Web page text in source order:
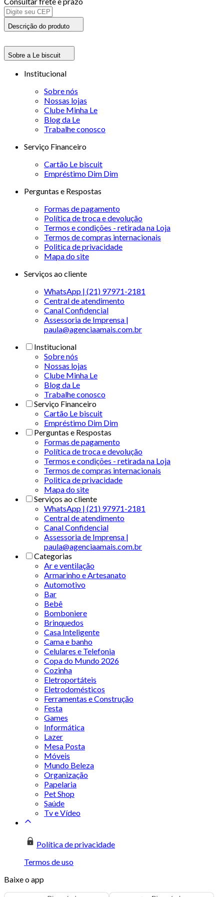
Descrição do produto
Sobre a Le biscuit
Institucional
Sobre nós
Nossas lojas
Clube Minha Le
Blog da Le
Trabalhe conosco
Serviço Financeiro
Cartão Le biscuit
Empréstimo Dim Dim
Perguntas e Respostas
Formas de pagamento
Política de troca e devolução
Termos e condições - retirada na Loja
Termos de compras internacionais
Politica de privacidade
Mapa do site
Serviços ao cliente
WhatsApp | (21) 97971-2181
Central de atendimento
Canal Confidencial
Assessoria de Imprensa |
paula@agenciaamais.com.br
Institucional
Sobre nós
Nossas lojas
Clube Minha Le
Blog da Le
Trabalhe conosco
Serviço Financeiro
Cartão Le biscuit
Empréstimo Dim Dim
Perguntas e Respostas
Formas de pagamento
Política de troca e devolução
Termos e condições - retirada na Loja
Termos de compras internacionais
Politica de privacidade
Mapa do site
Serviços ao cliente
WhatsApp | (21) 97971-2181
Central de atendimento
Canal Confidencial
Assessoria de Imprensa |
paula@agenciaamais.com.br
Categorias
Ar e ventilação
Armarinho e Artesanato
Automotivo
Bar
Bebê
Bomboniere
Brinquedos
Casa Inteligente
Cama e banho
Celulares e Telefonia
Copa do Mundo 2026
Cozinha
Eletroportáteis
Eletrodomésticos
Ferramentas e Construção
Festa
Games
Informática
Lazer
Mesa Posta
Móveis
Mundo Beleza
Organização
Papelaria
Pet Shop
Saúde
Tv e Vídeo
Política de privacidade
Termos de uso
Baixe o app